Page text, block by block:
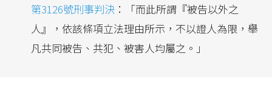
第3126號刑事判決 ：「而此所謂『被告以外之
人』，依該條項立法理由所示，不以證人為限，舉
凡共同被告、共犯、被害人均屬之。」